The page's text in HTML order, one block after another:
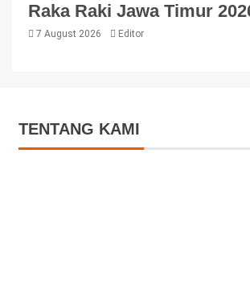
Raka Raki Jawa Timur
7 August 2026 Editor
TENTANG KAMI